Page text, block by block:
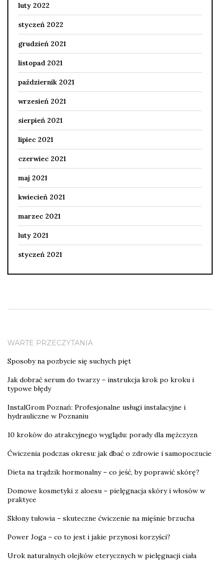
luty 2022
styczeń 2022
grudzień 2021
listopad 2021
październik 2021
wrzesień 2021
sierpień 2021
lipiec 2021
czerwiec 2021
maj 2021
kwiecień 2021
marzec 2021
luty 2021
styczeń 2021
WARTE PRZECZYTANIA
Sposoby na pozbycie się suchych pięt
Jak dobrać serum do twarzy – instrukcja krok po kroku i
typowe błędy
InstalGrom Poznań: Profesjonalne usługi instalacyjne i
hydrauliczne w Poznaniu
10 kroków do atrakcyjnego wyglądu: porady dla mężczyzn
Ćwiczenia podczas okresu: jak dbać o zdrowie i samopoczucie
Dieta na trądzik hormonalny – co jeść, by poprawić skórę?
Domowe kosmetyki z aloesu – pielęgnacja skóry i włosów w
praktyce
Skłony tułowia – skuteczne ćwiczenie na mięśnie brzucha
Power Joga – co to jest i jakie przynosi korzyści?
Urok naturalnych olejków eterycznych w pielęgnacji ciała